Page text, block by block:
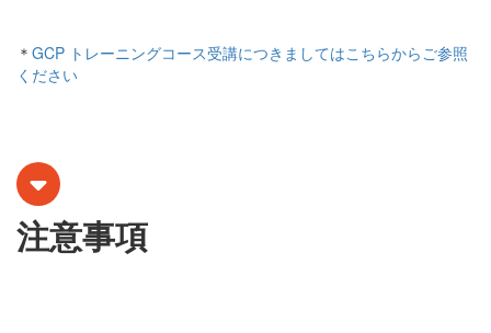
＊ GCP トレーニングコース受講につきましてはこちらからご参照
ください
注意事項